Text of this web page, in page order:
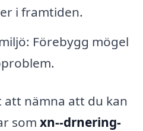
i framtiden.
Förebygg mögel
nämna att du kan
som xn--drnering-